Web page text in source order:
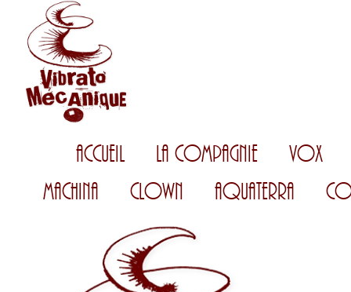
Accueil La Compagnie
Vox
Machina
Clown AquaTerra